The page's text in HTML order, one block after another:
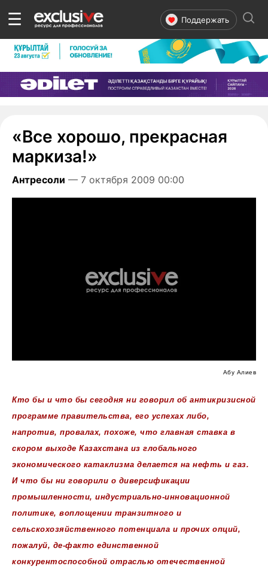
☰ Поддержать
«Все хорошо, прекрасная
маркиза!»
Антресоли — 7 октября 2009 00:00
Абу Алиев
Кто бы и что бы сегодня ни говорил об антикризисной
программе правительства, его успехах либо,
напротив, провалах, похоже, что главная ставка в
скором выходе Казахстана из глобального
экономического катаклизма делается на нефть и газ.
И что бы ни говорили о диверсификации
промышленности, индустриально-инновационной
политике, воплощении транзитного и
сельскохозяйственного потенциала и прочих опций,
пожалуй, де-факто единственной
конкурентоспособной отраслью отечественной